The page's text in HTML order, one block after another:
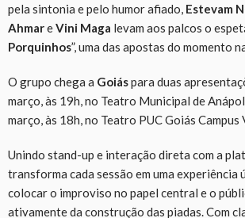
pela sintonia e pelo humor afiado, Estevam
AhmareVini Maga levam aos palcos o
Porquinhos”, uma das apostas do momento
O grupo chega a Goiáspara duas
março, às 19h, no Teatro Municipal de
março, às 18h, no Teatro PUC Goiás Campus
Unindo stand-up e interação direta com a
transforma cada sessão em uma experiência
colocar o improviso no papel central e o
ativamente da construção das piadas. Com